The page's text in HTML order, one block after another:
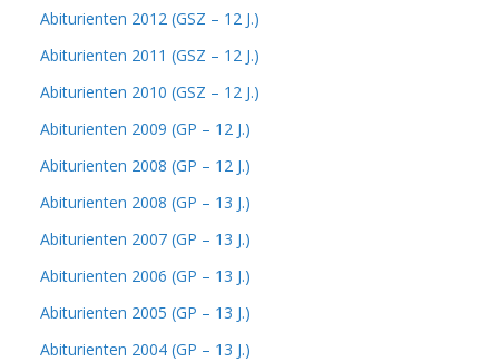
Abiturienten 2012 (GSZ – 12 J.)
Abiturienten 2011 (GSZ – 12 J.)
Abiturienten 2010 (GSZ – 12 J.)
Abiturienten 2009 (GP – 12 J.)
Abiturienten 2008 (GP – 12 J.)
Abiturienten 2008 (GP – 13 J.)
Abiturienten 2007 (GP – 13 J.)
Abiturienten 2006 (GP – 13 J.)
Abiturienten 2005 (GP – 13 J.)
Abiturienten 2004 (GP – 13 J.)